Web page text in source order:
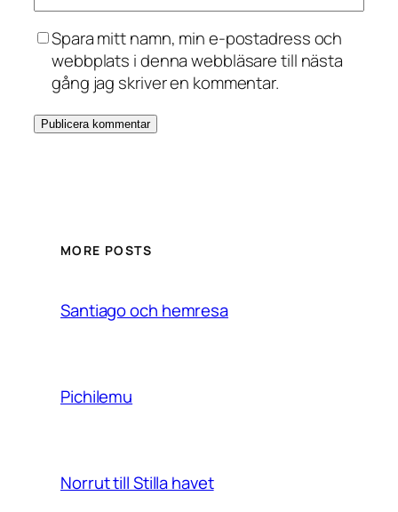
Spara mitt namn, min e-postadress och
webbplats i denna webbläsare till nästa
gång jag skriver en kommentar.
MORE POSTS
Santiago och hemresa
Pichilemu
Norrut till Stilla havet